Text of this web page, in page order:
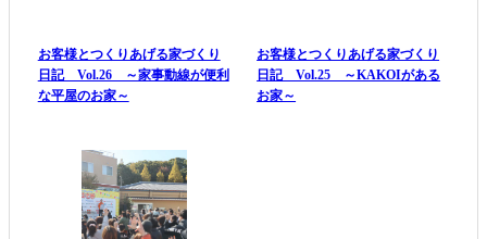
お客様とつくりあげる家づくり
日記 Vol.26 ～家事動線が便利
な平屋のお家～
お客様とつくりあげる家づくり
日記 Vol.25 ～KAKOIがある
お家～